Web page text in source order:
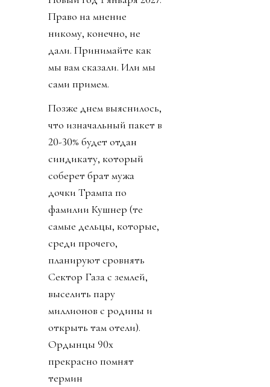
Право на мнение
никому, конечно, не
дали. Принимайте как
мы вам сказали. Или мы
сами примем.
Позже днем выяснилось,
что изначальный пакет в
20-30% будет отдан
синдикату, который
соберет брат мужа
дочки Трампа по
фамилии Кушнер (те
самые дельцы, которые,
среди прочего,
планируют сровнять
Сектор Газа с землей,
выселить пару
миллионов с родины и
открыть там отели).
Ордынцы 90х
прекрасно помнят
термин